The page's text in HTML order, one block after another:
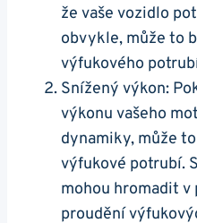
že vaše ⁢vozidlo
obvykle, může to
výfukového
Snížený výkon:
výkonu vašeho⁤
dynamiky, může
výfukové potrubí.⁣
mohou ‍hromadit⁤
proudění